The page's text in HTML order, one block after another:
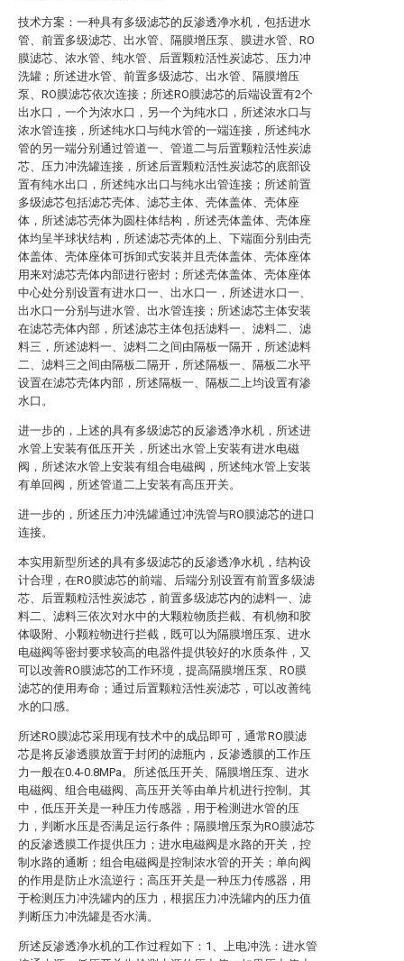
技术方案：一种具有多级滤芯的反渗透净水机，包括进水
管、前置多级滤芯、出水管、隔膜增压泵、膜进水管、RO
膜滤芯、浓水管、纯水管、后置颗粒活性炭滤芯、压力冲
洗罐；所述进水管、前置多级滤芯、出水管、隔膜增压
泵、RO膜滤芯依次连接；所述RO膜滤芯的后端设置有2个
出水口，一个为浓水口，另一个为纯水口，所述浓水口与
浓水管连接，所述纯水口与纯水管的一端连接，所述纯水
管的另一端分别通过管道一、管道二与后置颗粒活性炭滤
芯、压力冲洗罐连接，所述后置颗粒活性炭滤芯的底部设
置有纯水出口，所述纯水出口与纯水出管连接；所述前置
多级滤芯包括滤芯壳体、滤芯主体、壳体盖体、壳体座
体，所述滤芯壳体为圆柱体结构，所述壳体盖体、壳体座
体均呈半球状结构，所述滤芯壳体的上、下端面分别由壳
体盖体、壳体座体可拆卸式安装并且壳体盖体、壳体座体
用来对滤芯壳体内部进行密封；所述壳体盖体、壳体座体
中心处分别设置有进水口一、出水口一，所述进水口一、
出水口一分别与进水管、出水管连接；所述滤芯主体安装
在滤芯壳体内部，所述滤芯主体包括滤料一、滤料二、滤
料三，所述滤料一、滤料二之间由隔板一隔开，所述滤料
二、滤料三之间由隔板二隔开，所述隔板一、隔板二水平
设置在滤芯壳体内部，所述隔板一、隔板二上均设置有渗
水口。
进一步的，上述的具有多级滤芯的反渗透净水机，所述进
水管上安装有低压开关，所述出水管上安装有进水电磁
阀，所述浓水管上安装有组合电磁阀，所述纯水管上安装
有单回阀，所述管道二上安装有高压开关。
进一步的，所述压力冲洗罐通过冲洗管与RO膜滤芯的进口
连接。
本实用新型所述的具有多级滤芯的反渗透净水机，结构设
计合理，在RO膜滤芯的前端、后端分别设置有前置多级滤
芯、后置颗粒活性炭滤芯，前置多级滤芯内的滤料一、滤
料二、滤料三依次对水中的大颗粒物质拦截、有机物和胶
体吸附、小颗粒物进行拦截，既可以为隔膜增压泵、进水
电磁阀等密封要求较高的电器件提供较好的水质条件，又
可以改善RO膜滤芯的工作环境，提高隔膜增压泵、RO膜
滤芯的使用寿命；通过后置颗粒活性炭滤芯，可以改善纯
水的口感。
所述RO膜滤芯采用现有技术中的成品即可，通常RO膜滤
芯是将反渗透膜放置于封闭的滤瓶内，反渗透膜的工作压
力一般在0.4-0.8MPa。所述低压开关、隔膜增压泵、进水
电磁阀、组合电磁阀、高压开关等由单片机进行控制。其
中，低压开关是一种压力传感器，用于检测进水管的压
力，判断水压是否满足运行条件；隔膜增压泵为RO膜滤芯
的反渗透膜工作提供压力；进水电磁阀是水路的开关，控
制水路的通断；组合电磁阀是控制浓水管的开关；单向阀
的作用是防止水流逆行；高压开关是一种压力传感器，用
于检测压力冲洗罐内的压力，根据压力冲洗罐内的压力值
判断压力冲洗罐是否水满。
所述反渗透净水机的工作过程如下：1、上电冲洗：进水管